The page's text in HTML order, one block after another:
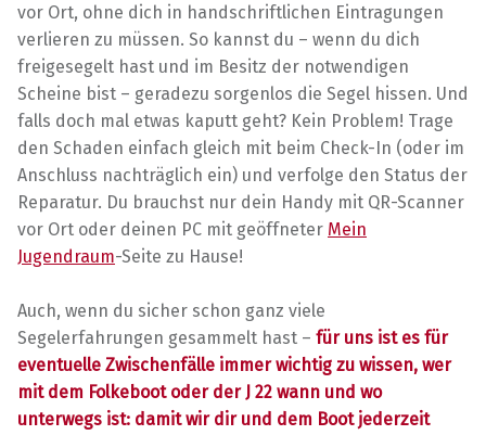
vor Ort, ohne dich in handschriftlichen Eintragungen
verlieren zu müssen. So kannst du – wenn du dich
freigesegelt hast und im Besitz der notwendigen
Scheine bist – geradezu sorgenlos die Segel hissen. Und
falls doch mal etwas kaputt geht? Kein Problem! Trage
den Schaden einfach gleich mit beim Check-In (oder im
Anschluss nachträglich ein) und verfolge den Status der
Reparatur. Du brauchst nur dein Handy mit QR-Scanner
vor Ort oder deinen PC mit geöffneter Mein
Jugendraum-Seite zu Hause!
Auch, wenn du sicher schon ganz viele
Segelerfahrungen gesammelt hast – für uns ist es für
eventuelle Zwischenfälle immer wichtig zu wissen, wer
mit dem Folkeboot oder der J 22 wann und wo
unterwegs ist: damit wir dir und dem Boot jederzeit